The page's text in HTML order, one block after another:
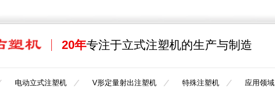
20年专注于立式注塑机的生产与制造
电动立式注塑机 V形定量射出注塑机 特殊注塑机 应用领域